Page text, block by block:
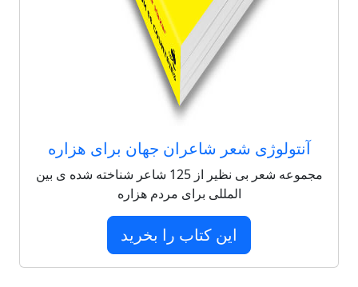
آنتولوژی شعر شاعران جهان برای هزاره
مجموعه شعر بی نظیر از 125 شاعر شناخته شده ی بین
المللی برای مردم هزاره
این کتاب را بخرید